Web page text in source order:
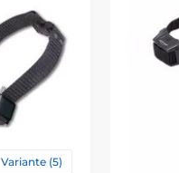
Variante (5)